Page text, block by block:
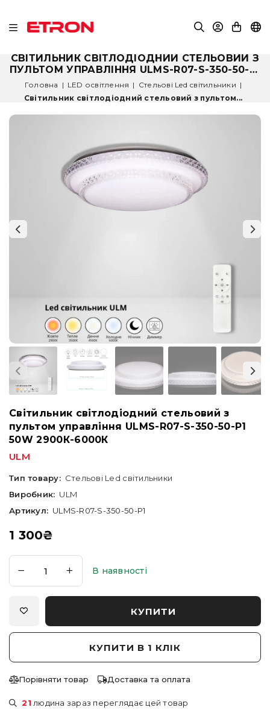
СВІТИЛЬНИК СВІТЛОДІОДНИЙ СТЕЛЬОВИЙ З
ПУЛЬТОМ УПРАВЛІННЯ ULMS-R07-S-350-50-P1
50W 2900К-6000К
Головна | LED освітлення | Стельові Led світильники |
Світильник світлодіодний стельовий з пультом...
Світильник світлодіодний стельовий з
пультом управління ULMS-R07-S-350-50-P1
50W 2900К-6000К
ULM
Тип товару: Стельові Led світильники
Виробник: ULM
Артикул: ULMS-R07-S-350-50-P1
1 300₴
В наявності
КУПИТИ
КУПИТИ В 1 КЛІК
Порівняти товар Доставка та оплата
21 людина зараз переглядає цей товар